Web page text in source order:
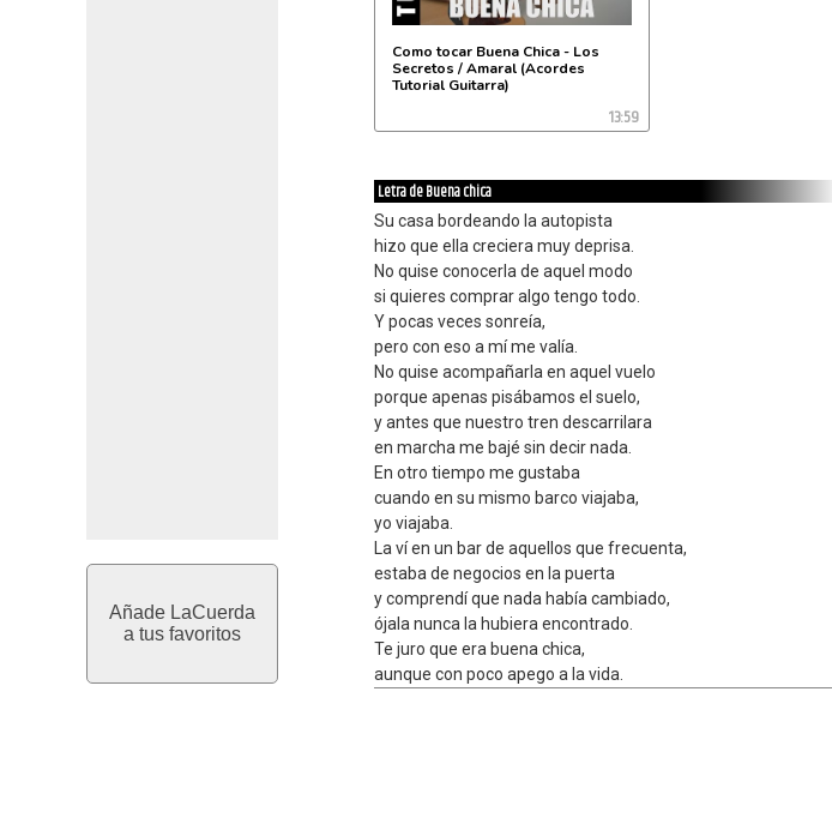
Añade LaCuerda
a tus favoritos
Como tocar Buena Chica - Los
Secretos / Amaral (Acordes
Tutorial Guitarra)
13:59
Letra de Buena chica
Su casa bordeando la autopista
hizo que ella creciera muy deprisa.
No quise conocerla de aquel modo
si quieres comprar algo tengo todo.
Y pocas veces sonreía,
pero con eso a mí me valía.
No quise acompañarla en aquel vuelo
porque apenas pisábamos el suelo,
y antes que nuestro tren descarrilara
en marcha me bajé sin decir nada.
En otro tiempo me gustaba
cuando en su mismo barco viajaba,
yo viajaba.
La ví en un bar de aquellos que frecuenta,
estaba de negocios en la puerta
y comprendí que nada había cambiado,
ójala nunca la hubiera encontrado.
Te juro que era buena chica,
aunque con poco apego a la vida.